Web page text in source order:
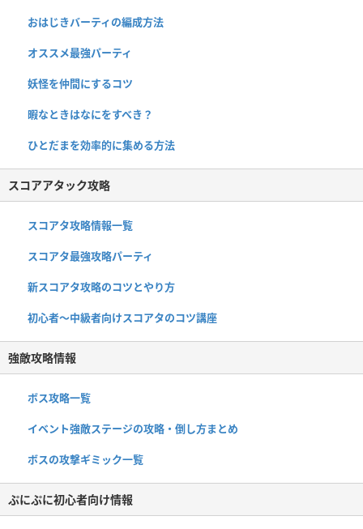
おはじきバーティの編成方法
オススメ最強パーティ
妖怪を仲間にするコツ
暇なときはなにをすべき？
ひとだまを効率的に集める方法
スコアアタック攻略
スコアタ攻略情報一覧
スコアタ最強攻略パーティ
新スコアタ攻略のコツとやり方
初心者〜中級者向けスコアタのコツ講座
強敵攻略情報
ボス攻略一覧
イベント強敵ステージの攻略・倒し方まとめ
ボスの攻撃ギミック一覧
ぷにぷに初心者向け情報